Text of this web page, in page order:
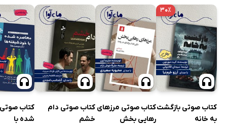
۳۰٪
کتاب صوتی بازگشت
به خانه
کتاب صوتی مرزهای
رهایی بخش
کتاب صوتی دام
خشم
کتاب
شده با